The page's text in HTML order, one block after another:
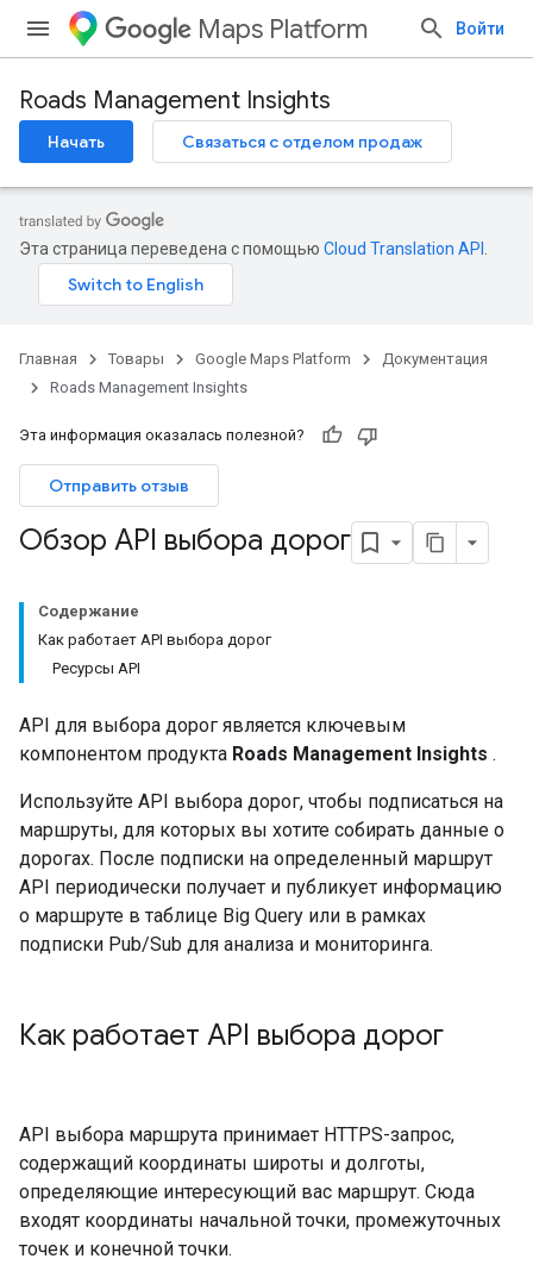
Maps Platform Войти
Roads Management Insights
Начать Связаться с отделом продаж
Эта страница переведена с помощью Cloud Translation API
Главная Товары Google Maps Platform
Документация
Roads Management Insights
Эта информация оказалась полезной?
Отправить отзыв
Обзор API выбора дорог
Содержание
Как работает API выбора дорог
Ресурсы API
API для выбора дорог является ключевым
компонентом продукта Roads Management Insights .
Используйте API выбора дорог, чтобы подписаться на
маршруты, для которых вы хотите собирать данные о
дорогах. После подписки на определенный маршрут
API периодически получает и публикует информацию
о маршруте в таблице Big Query или в рамках
подписки Pub/Sub для анализа и мониторинга.
Как работает API выбора дорог
API выбора маршрута принимает HTTPS-запрос,
содержащий координаты широты и долготы,
определяющие интересующий вас маршрут. Сюда
входят координаты начальной точки, промежуточных
точек и конечной точки.